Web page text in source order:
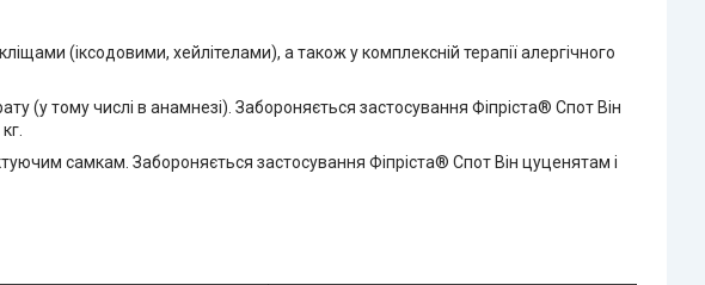
(іксодовими, хейлітелами), а також у комплексній терапії алергічного
(у тому числі в анамнезі). Забороняється застосування Фіпріста® Спот Він
самкам. Забороняється застосування Фіпріста® Спот Він цуценятам і